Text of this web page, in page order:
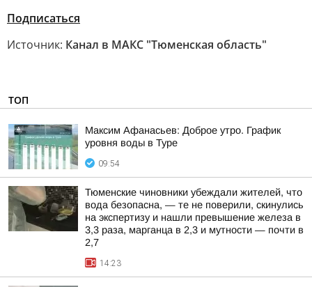
Подписаться
Источник: Канал в МАКС "Тюменская область"
ТОП
Максим Афанасьев: Доброе утро. График
уровня воды в Туре
09:54
Тюменские чиновники убеждали жителей, что
вода безопасна, — те не поверили, скинулись
на экспертизу и нашли превышение железа в
3,3 раза, марганца в 2,3 и мутности — почти в
2,7
14:23